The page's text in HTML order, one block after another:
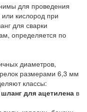
для проведения
или кислород при
для сварки
определяется по
диаметров,
размерами 6,3 мм
классы:
шланг для ацетилена в